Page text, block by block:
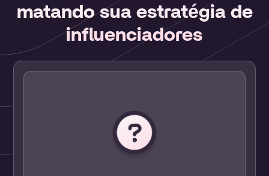
matando sua estratégia de
influenciadores